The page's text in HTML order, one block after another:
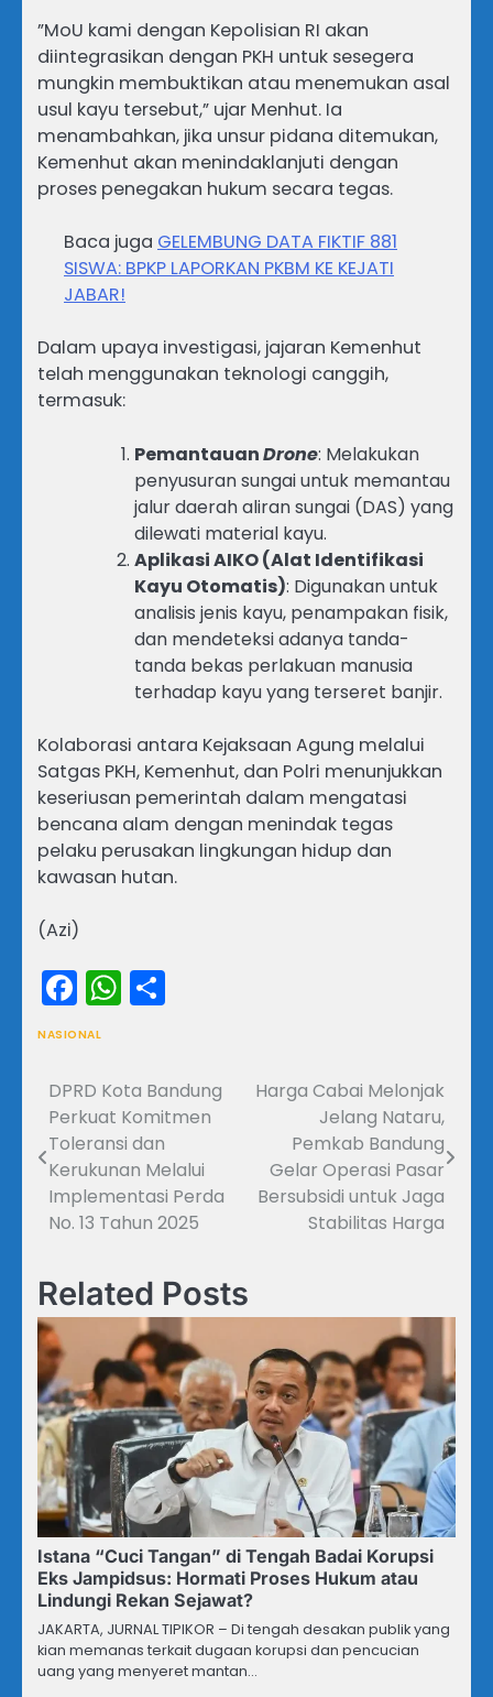
​”MoU kami dengan Kepolisian RI akan
diintegrasikan dengan PKH untuk sesegera
mungkin membuktikan atau menemukan asal
usul kayu tersebut,” ujar Menhut. Ia
menambahkan, jika unsur pidana ditemukan,
Kemenhut akan menindaklanjuti dengan
proses penegakan hukum secara tegas.
Baca juga GELEMBUNG DATA FIKTIF 881
SISWA: BPKP LAPORKAN PKBM KE KEJATI
JABAR!
​Dalam upaya investigasi, jajaran Kemenhut
telah menggunakan teknologi canggih,
termasuk:
PemantauanDrone: Melakukan
penyusuran sungai untuk memantau
jalur daerah aliran sungai (DAS) yang
dilewati material kayu.
Aplikasi AIKO (Alat Identifikasi
Kayu Otomatis): Digunakan untuk
analisis jenis kayu, penampakan fisik,
dan mendeteksi adanya tanda-
tanda bekas perlakuan manusia
terhadap kayu yang terseret banjir.
​Kolaborasi antara Kejaksaan Agung melalui
Satgas PKH, Kemenhut, dan Polri menunjukkan
keseriusan pemerintah dalam mengatasi
bencana alam dengan menindak tegas
pelaku perusakan lingkungan hidup dan
kawasan hutan.
(Azi)
Facebook
WhatsApp
NASIONAL
Navigasi
pos
DPRD Kota Bandung
Perkuat Komitmen
Toleransi dan
Kerukunan Melalui
Implementasi Perda
No. 13 Tahun 2025
Harga Cabai Melonjak
Jelang Nataru,
Pemkab Bandung
Gelar Operasi Pasar
Bersubsidi untuk Jaga
Stabilitas Harga
Related Posts
Istana “Cuci Tangan” di Tengah Badai Korupsi
Eks Jampidsus: Hormati Proses Hukum atau
Lindungi Rekan Sejawat?
JAKARTA, JURNAL TIPIKOR – Di tengah desakan publik yang
kian memanas terkait dugaan korupsi dan pencucian
uang yang menyeret mantan…